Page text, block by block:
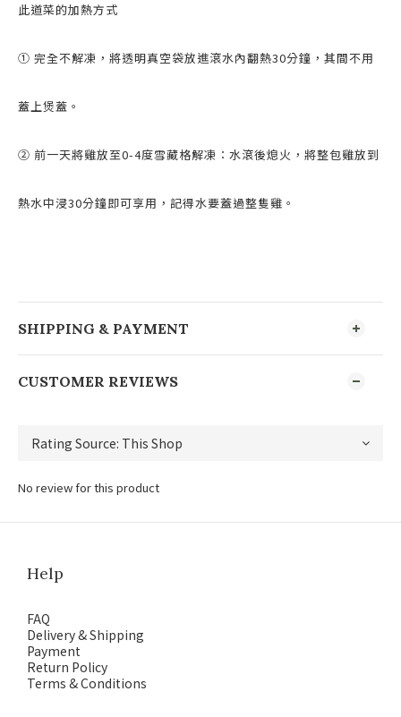
此道菜的加熱方式
① 完全不解凍，將透明真空袋放進滾水內翻熱30分鐘，其間不用
蓋上煲蓋。
② 前一天將雞放至0-4度雪藏格解凍：水滾後熄火，將整包雞放到
熱水中浸30分鐘即可享用，記得水要蓋過整隻雞。
SHIPPING & PAYMENT
CUSTOMER REVIEWS
No review for this product
Help
FAQ
Delivery & Shipping
Payment
Return Policy
Terms & Conditions